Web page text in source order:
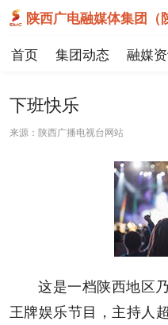
陕西广电融媒体集团（
首页 集团动态 融媒
下班快乐
来源：陕西广播电视台网站
这是一档陕西地区
王牌娱乐节目，主持人